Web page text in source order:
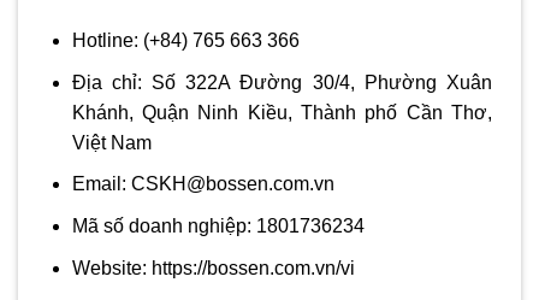
Hotline: (+84) 765 663 366
Địa chỉ: Số 322A Đường 30/4, Phường Xuân
Khánh, Quận Ninh Kiều, Thành phố Cần Thơ,
Việt Nam
Email: CSKH@bossen.com.vn
Mã số doanh nghiệp: 1801736234
Website: https://bossen.com.vn/vi